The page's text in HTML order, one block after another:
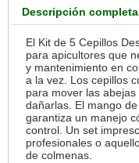
Descripción completa
El Kit de 5 Cepillos
para apicultores que
y mantenimiento en
a la vez. Los cepillos
para mover las
dañarlas. El mango
garantiza un manejo
control. Un set
profesionales o
de colmenas.